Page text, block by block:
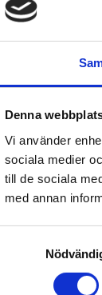
Denna
Vi använder
sociala medier
till de sociala
med annan
UC,
3
1.
3.